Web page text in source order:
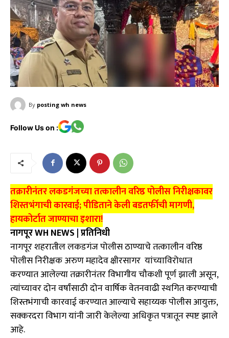
By posting wh news
Follow Us on :
तक्रारीनंतर लकडगंजच्या तत्कालीन वरिष्ठ पोलीस निरीक्षकावर
शिस्तभंगाची कारवाई; पीडिताने केली बडतर्फीची मागणी,
हायकोर्टात जाण्याचा इशारा!
नागपूर WH NEWS | प्रतिनिधी
नागपूर शहरातील लकडगंज पोलीस ठाण्याचे तत्कालीन वरिष्ठ
पोलीस निरीक्षक अरुण महादेव क्षीरसागर यांच्याविरोधात
करण्यात आलेल्या तक्रारीनंतर विभागीय चौकशी पूर्ण झाली असून,
त्यांच्यावर दोन वर्षांसाठी दोन वार्षिक वेतनवाढी स्थगित करण्याची
शिस्तभंगाची कारवाई करण्यात आल्याचे सहाय्यक पोलीस आयुक्त,
सक्करदरा विभाग यांनी जारी केलेल्या अधिकृत पत्रातून स्पष्ट झाले
आहे.